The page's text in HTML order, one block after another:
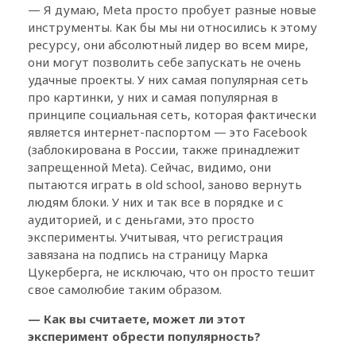
— Я думаю, Meta просто пробует разные новые
инструменты. Как бы мы ни относились к этому
ресурсу, они абсолютный лидер во всем мире,
они могут позволить себе запускать не очень
удачные проекты. У них самая популярная сеть
про картинки, у них и самая популярная в
принципе социальная сеть, которая фактически
является интернет-паспортом — это Facebook
(заблокирована в России, также принадлежит
запрещенной Meta). Сейчас, видимо, они
пытаются играть в old school, заново вернуть
людям блоки. У них и так все в порядке и с
аудиторией, и с деньгами, это просто
эксперименты. Учитывая, что регистрация
завязана на подпись на страницу Марка
Цукерберга, не исключаю, что он просто тешит
свое самолюбие таким образом.
— Как вы считаете, может ли этот
эксперимент обрести популярность?